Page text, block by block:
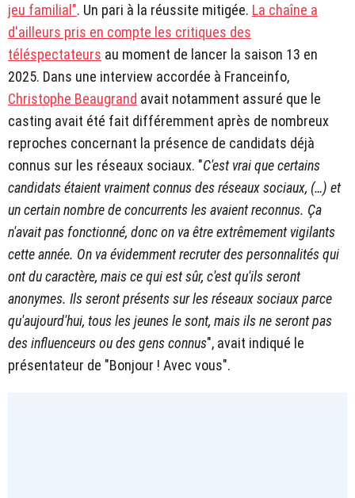
jeu familial". Un pari à la réussite mitigée. La chaîne a
d'ailleurs pris en compte les critiques des
téléspectateurs au moment de lancer la saison 13 en
2025. Dans une interview accordée à Franceinfo,
Christophe Beaugrand avait notamment assuré que le
casting avait été fait différemment après de nombreux
reproches concernant la présence de candidats déjà
connus sur les réseaux sociaux. "C'est vrai que certains
candidats étaient vraiment connus des réseaux sociaux, (…) et
un certain nombre de concurrents les avaient reconnus. Ça
n'avait pas fonctionné, donc on va être extrêmement vigilants
cette année. On va évidemment recruter des personnalités qui
ont du caractère, mais ce qui est sûr, c'est qu'ils seront
anonymes. Ils seront présents sur les réseaux sociaux parce
qu'aujourd'hui, tous les jeunes le sont, mais ils ne seront pas
des influenceurs ou des gens connus", avait indiqué le
présentateur de "Bonjour ! Avec vous".